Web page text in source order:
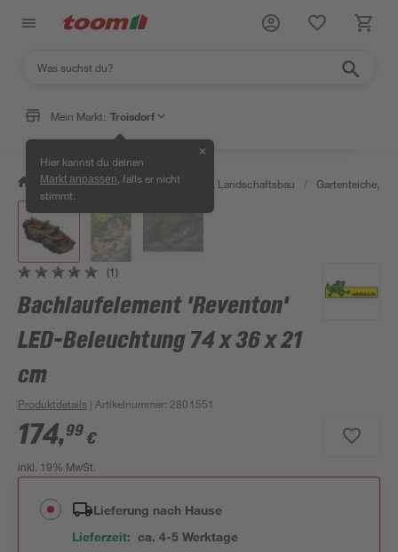
Mein Markt: Troisdorf
Hier kannst du deinen
Markt anpassen , falls er nicht
stimmt.
✕
/ Garten & Freizeit / Gartenbau & Landschaftsbau / Gartenteiche,
(1)
Bachlaufelement 'Reventon'
LED-Beleuchtung 74 x 36 x 21
cm
Produktdetails | Artikelnummer: 2801551
174,99 €
inkl. 19% MwSt.
Lieferung nach Hause
Lieferzeit: ca. 4-5 Werktage